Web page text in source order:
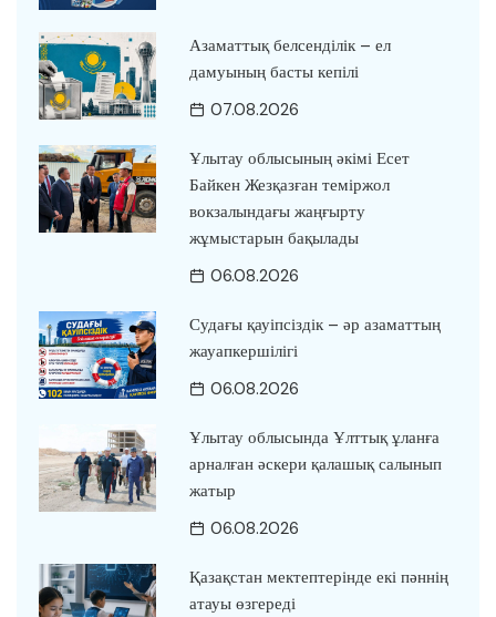
Азаматтық белсенділік – ел
дамуының басты кепілі
07.08.2026
Ұлытау облысының әкімі Есет
Байкен Жезқазған теміржол
вокзалындағы жаңғырту
жұмыстарын бақылады
06.08.2026
Судағы қауіпсіздік – әр азаматтың
жауапкершілігі
06.08.2026
Ұлытау облысында Ұлттық ұланға
арналған әскери қалашық салынып
жатыр
06.08.2026
Қазақстан мектептерінде екі пәннің
атауы өзгереді